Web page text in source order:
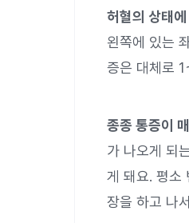
허혈의 상태
왼쪽에 있는
증은 대체로
종종 통증이
가 나오게 되
게 돼요. 평소
장을 하고 나